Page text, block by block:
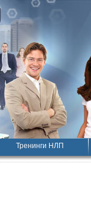
Тренинги НЛП